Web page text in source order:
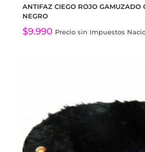
ANTIFAZ CIEGO ROJO GAMUZADO
NEGRO
$9.990 Precio sin Impuestos